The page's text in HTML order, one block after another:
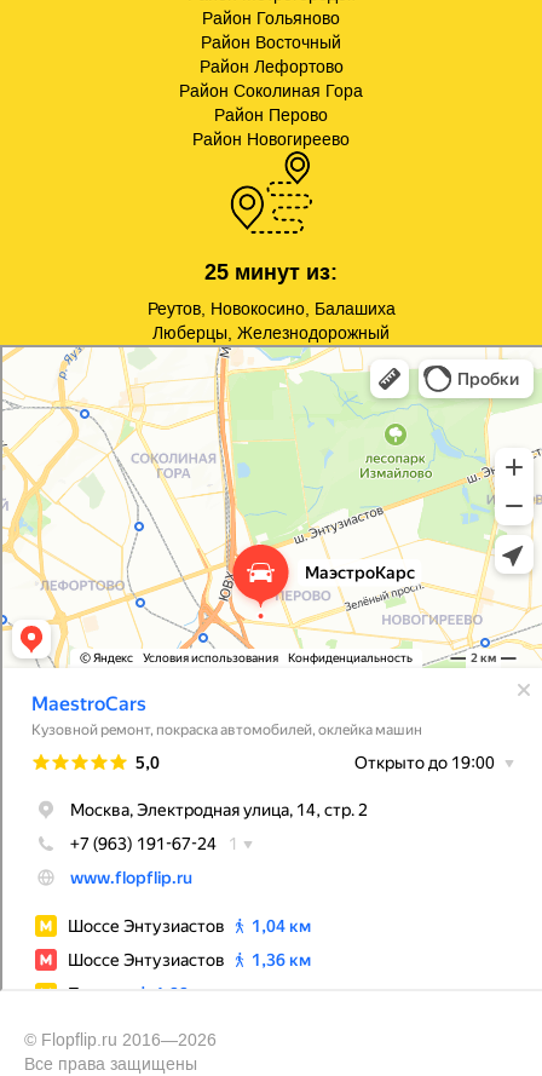
Район Гольяново
Район Восточный
Район Лефортово
Район Соколиная Гора
Район Перово
Район Новогиреево
25 минут из:
Реутов, Новокосино, Балашиха
Люберцы, Железнодорожный
© Flopflip.ru 2016—2026
Все права защищены